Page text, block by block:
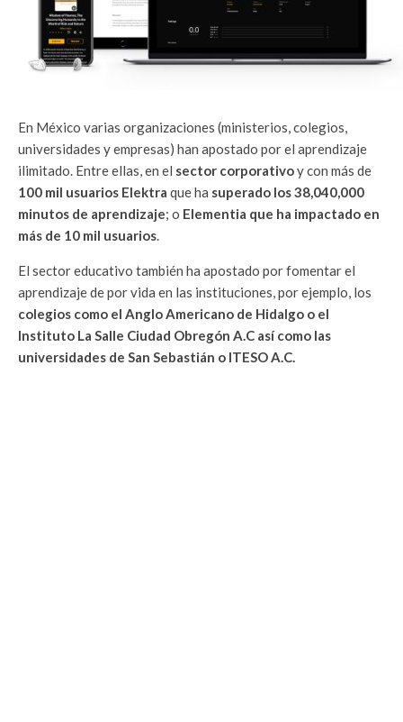
En México varias organizaciones (ministerios, colegios,
universidades y empresas) han apostado por el aprendizaje
ilimitado. Entre ellas, en el sector corporativoy con más de
100 mil usuarios Elektra que ha superado los 38,040,000
minutos de aprendizaje; o Elementia que ha impactado en
más de 10 mil usuarios.
El sector educativo también ha apostado por fomentar el
aprendizaje de por vida en las instituciones, por ejemplo, los
colegios como el Anglo Americano de Hidalgo o el
Instituto La Salle Ciudad Obregón A.C así como las
universidades de San Sebastián o ITESO A.C.